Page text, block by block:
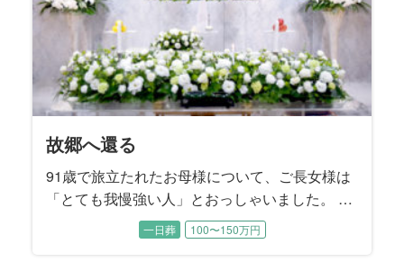
故郷へ還る
91歳で旅立たれたお母様について、ご長女様は
「とても我慢強い人」とおっしゃいました。 夫
のため、子供のために労をいとわず家庭を守
り、自分のことに時間を使っているのを見たこ
一日葬 100〜150万円
天国からのエール
93歳の晩年まで元気にお過ごしだった故人様。 ご逝
去される2日前にお子様方がお見舞いに行かれて、そ
れを待ってからお旅立ちになりました。 故人様のご
自宅で行われたお打ち合わせには、ご長男様、ご次
一日葬 100〜150万円
我が家の太陽
94歳で旅立たれた故人様。奇しくも15年前に他界さ
れたご主人様のお誕生日でした。 とにかく明るいご
性格だったという故人様は、ご家族にとって太陽の
ような存在。 ご家庭でもご近所でも故人様を慕って
一日葬 100〜150万円
家族の想いを一つに
お酒をこよなく愛した故人様。 大好物のお寿司をつ
まみながら、ハイボールで晩酌されるのが楽しみで
した。 そのお酒を入院中は一切口にできなかった故
人様のために、ご家族は最後に好きなお酒をいっぱ
一日葬 50〜100万円
頑張ったね
誕生日を迎える直前に若くして急逝された故人様。
穏やかな優しい性格は誰からも愛されていました。
喪主を務めるお母様は、今年4月にご主人様を亡くさ
れたばかり。 長年一緒に暮らしてきた大切なご家族
一日葬 150〜200万円
我が家のホームグラウンド
7年間の闘病の末に75歳で旅立たれた故人様。ご入院
する以前は草野球チームや会社のＯＢ会などに積極
的にご参加されて、仲間の皆さんとの交流を楽しま
れていたそうです。 ご趣味は野球。 ご自分がプレー
一日葬 100〜150万円
旅の数だけある想い
大手百貨店のお仕事を長年勤め上げられた故人様。
お嬢様たちが独立された後は、奥様とご一緒に数え
切れないほどご旅行されたそうです。 写真がご趣味
だった故人様。 旅先ではご夫婦の思い出のポートレ
家族葬 200万円以上〜
笑顔を再び
84歳で旅立たれた故人様は大正琴の師範。 流行歌か
ら邦楽まで多彩な楽曲を演奏して楽しまれていたそ
うです。 3年前にご主人様のお別れをお手伝いさせて
いただいたご縁でご依頼をいただきました。 施主を
家族葬 150〜200万円
私らしさ
若い頃から都会的で社交性にあふれていた故人様。
ご主人様とは銀座の社交ダンスホールで出逢いご結
婚されました。 お元気だった頃はお洒落をしてご長
女様と一緒に都内のホテルを巡り、ランチやティー
一日葬 100〜150万円
泣き笑いのファンファーレ
ご近所で有名なカミナリ親父として知られていた故
人様。短気であっても曲がったことや弱い者いじめ
が大嫌いな実直なご性格でした。 大の競馬ファンで
あった故人様は、レース予想が的中したときは家族
一般葬 200万円以上〜
兄弟の絆
故人様は3人兄弟のご次男、57歳という若さで旅立た
れました。 お式の打ち合わせには喪主を務めるご長
男様と三男様もご同席いただきました。 ご兄弟の絆
はとても強く、コロナ過で病院の面会できなかった
一日葬 100〜150万円
貴女のために
88歳で旅立たれた故人様。 ご長女様の障害をきっか
けに、障害のある方たちの居場所をつくるために人
生の大半を費やし、ご自身のことを顧みることはな
かったそうです。 だからこそご家族は、一人でも多
一般葬 200万円以上〜
グレートマザー
書家として数々の作品を発表し、国内はもとより広
く海外でも感動的な書道パフォーマンスを披露され
てきた故人様。 その功績は日本で活躍する美術家を
収録した『美術家名鑑』にも掲載されました。 喪主
一日葬 100〜150万円
サクセスストーリー
ご主人様と夫婦二人三脚で貴金属アクセサリーの装
飾業を50年間に渡って営んでこられた故人様。ご夫
婦仲がとても良くて、職場でも家庭でも四六時中ご
一緒に過ごされたそうです。 その最愛のご主人様は
一日葬 150〜200万円
深い情で繋がっている
91歳で旅立たれた故人様は、京都生まれの京都育ち
という生粋の京女。 古き良き文化を守ってきた京都
のお寿司屋さんに嫁ぎ、女将として京都一筋で生き
てこられたそうです。 仕事に熱心でしっかり者だっ
家族葬 200万円以上〜
不器用な愛
82歳で旅立たれた故人様は終活ノートを遺されてい
ました。 ご葬儀のお打ち合わせは、喪主を務める奥
様と『むすびすクラブ』にご入会いただいているご
長女様が終活ノートのご遺志に沿ったかたちで進め
一日葬 50〜100万円
大いなる生涯
百寿を超える102歳という長く尊い生涯に幕を閉じら
れた故人様。 喪主を務めるご長男様をはじめとする
三人のお子様たちは、激動の時代を生き抜いてこら
れたお母様を、お身内のみで穏やかに送り出してあ
一日葬 150〜200万円
おはようの景色
毎朝、ご自宅のベランダから荒川の風景を眺めるの
がお好きだったという奥様。喪主を務めるご主人様
も奥様と一緒に四季折々の草花を眺めていらしたそ
うです。 お子様のいないご夫婦にとって植物は子供
一日葬 100〜150万円
もう一度あの時へ
故人様のご趣味はバレーボール。地元のママさんバ
レーボールクラブに所属し、20年近くバレーボール
に打ち込んでいらっしゃいました。 練習や試合を通
じて世代を超えたご友人も多く、お元気だった頃に
一日葬 150〜200万円
夜明けの花
故人様は10年間の闘病の末に66歳で旅立たれまし
た。 多趣味で活動的、好奇心旺盛な故人様は、病臥
する以前は梨づくりも手がけられていたそうです。
ご長男様は、「搬送で病院を出発した朝方、綺麗な
一日葬 150〜200万円
魂に刻む母の姿
この度お手伝いさせていただいたのは、大正、昭
和、平成、令和の時代を体験して99歳でお旅立にな
った故人様です。 一世紀近くをご家族のために懸命
に生き抜いてこられた御曾祖母様を送るために、お
一日葬 100〜150万円
故郷団欒
転勤の多いお仕事をされていた故人様。 それでも単
身赴任という形は決してとらず、常に家族一緒とい
うスタイルをつらぬかれたそうです。 ご趣味の釣り
でよく出かけられたスポットは、故人様の故郷でも
家族葬 100〜150万円
「Last Stage」から愛を込めて
ミュージシャンとして国内外で活動された故人様。
いくつものバンドに所属して、ロックやJazzなど幅
広いジャンルで抜群のギターテクニックを披露して
きました。 この度はそんな輝く姿をもう一度感じて
一般葬 100〜150万円
思い出よ『涙そうそう』
ほんの1ヵ月前までお元気に過ごされていた故人様。
ご本人もご家族も予期せぬご逝去でした。 経営者と
して人生を謳歌された故人様は、野球、麻雀、スキ
ー、ゴルフ、旅行など若かりし頃から好奇心旺盛で
一日葬 200万円以上〜
My father’s Style
建築士として長年働き続けてきた故人様。 お酒も煙
草もギャンブルも嗜まれなかった故人様のご趣味は
クルマ。 スバル360にはじまり、ブルーバード、ハ
コスカ、ケンメリのスカイライン、フェアレディZ、
一日葬 100〜150万円
魂の還る場所
ご病気で急逝された故人様。 ご家族様の悲しみはと
ても深いご様子でした。 この度は故人様が魂となっ
た後、還られる場所はどこか。 ご家族様と一緒に考
え、その場所へ向かえるようなご葬儀となるように
家族葬 100〜150万円
愛と華
社交的で明るいお人柄で誰からも愛された故人様。
趣味は社交ダンス、足を悪くされてから始めた水泳
もみるみる上達されたそうです。 晩年、よくお聴き
になっていた音楽は演歌……ではなく、ソウル界の
一日葬 50〜100万円
花と旅、母と妻
故人様のご趣味は旅行と草花。ご夫婦で日本全国を
めぐり、中でも京都には何度も訪れて四季折々の景
色を楽しまれたそうです。 自宅のお庭の手入れを欠
かさず、ご長男様からプレゼントされたクレマチス
家族葬 100〜150万円
最愛のご主人のもとへ
90歳で旅立たれた故人様。 8年前にご主人様のお別
れをお手伝いさせていただいたご縁で、この度もむ
すびすにご依頼をいただきました。 お母様とお父様
はお子様方から見ても仲の良いご夫婦だったそうで
家族葬 50〜100万円
旅立ちにカトレアを添えて
ご自宅でのガーデニングがご趣味だった故人様。 シ
ンプルながらも思いの詰まったご葬儀になるようお
手伝いさせていただきました。
一日葬 50〜100万円
帰郷
78歳で旅立たれた故人様の生まれ故郷は北海道美瑛
町。大雪山連峰をのぞむ雄大で緑豊かな地として知
られる美瑛町は、多くの日本映画のロケ地にもなっ
ています。 お母様を亡くされたご姉妹は、「もう一
一日葬 100〜150万円
母の生き方は変わらずに
お母様は快活で美意識の高い方でした。 入院中もし
っかりメイクされて、すっぴんを見せることはほぼ
無かったそうです。 ご葬儀の打ち合わせから当日の
運営、ご葬儀後の諸手続きは三人のお嬢様が話し合
一日葬 50〜100万円
わが生涯に悔いなし
故人様は奥様とご結婚された当時から、「会社を55
歳で辞めて後の人生は楽しく暮らす」とおっしゃっ
ていたそうです。 その言葉どおり大手精密機器メー
カーを55歳で早期退職されてから82歳でご逝去され
一日葬 50〜100万円
一に気遣い 二に気遣い
晩年、人生のほとんどを過ごされた関西を離れ、東
京のご長女様のご家族と一緒にお暮しになられた故
人様。 祭壇を飾るメモリアルスクリーンには、しっ
かりと送り出してあげたいというご家族様の想いを
一日葬 50〜100万円
楽しんだ時間は限りなく
施設でご逝去された故人様。 ご家族とは最近、コロ
ナ禍でお会いできていませんでしたが、ご家族との
お時間を一番に大切に過ごされてきた方でした。 こ
の度はご家族で楽しまれたお時間を振り返るご葬儀
一日葬 100〜150万円
見つめる先にある想い
むすびすでご両親のご葬儀をお手伝いさせていただ
いたご縁のある故人様。 あまりにも突然のご逝去で
した。 喪主は一人息子のご長男様、施主は奥様が務
められました。また、故人様のお姉様もリモートで
一般葬 150〜200万円
I will tell you what
最愛の奥様を亡くされたご主人様の悲しみは深く、
お打ち合わせの席でもご葬儀と向き合うことが本当
におつらいご様子でした。 そんなご主人様から奥様
への強い想いが垣間見えたのは、「家族だけの葬儀
家族葬 100〜150万円
絆のカタチ
ご逝去の前日に70歳のお誕生日を迎えられた故人
様。の宝物はご家族でした。 総合流通グループにお
勤めでいらした喪主様は転勤も多く、故人様はご家
族そろって全国をめぐりました。 ３人のお孫様にも
一日葬 100〜150万円
桜の季節に
大好きな桜の開花を前に83歳で旅立たれた故人様。
そのことで逆に「桜の時期を迎えるたび、きっと母
のことを思い出すでしょう」とお二人の娘様はおっ
しゃいました。桜の季節を迎えるたびに、大好きな
一日葬 100〜150万円